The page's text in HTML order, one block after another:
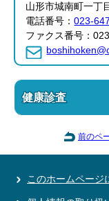
山形市城南町一丁
電話番号：023-
ファクス番号：
健康診査
前のペ
このホームページ